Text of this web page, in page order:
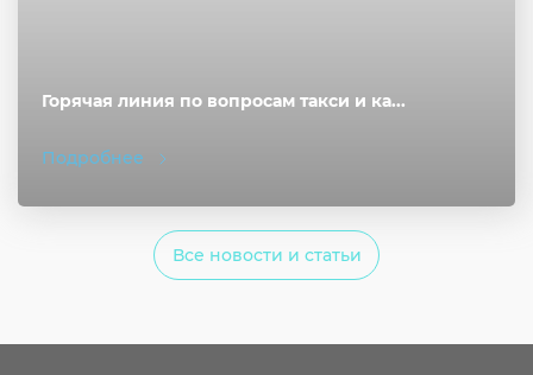
Горячая линия по вопросам такси и ка...
Подробнее
Все новости и статьи